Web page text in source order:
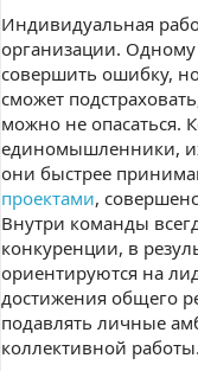
Индивидуальная
организации. Одному
совершить ошибку,
сможет
можно не опасаться.
единомышленники,
они быстрее
проектами,
Внутри команды
конкуренции, в
ориентируются на
достижения общего
подавлять личные
коллективной работы.